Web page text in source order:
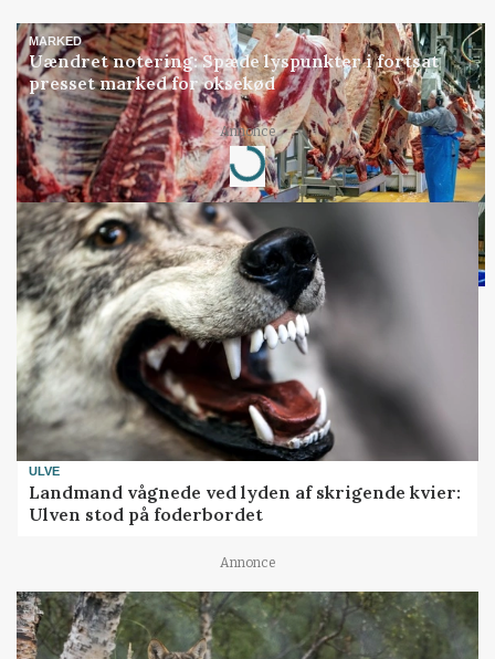
MARKED
Uændret notering: Spæde lyspunkter i fortsat
presset marked for oksekød
Annonce
Loading...
ULVE
Landmand vågnede ved lyden af skrigende kvier:
Ulven stod på foderbordet
Annonce